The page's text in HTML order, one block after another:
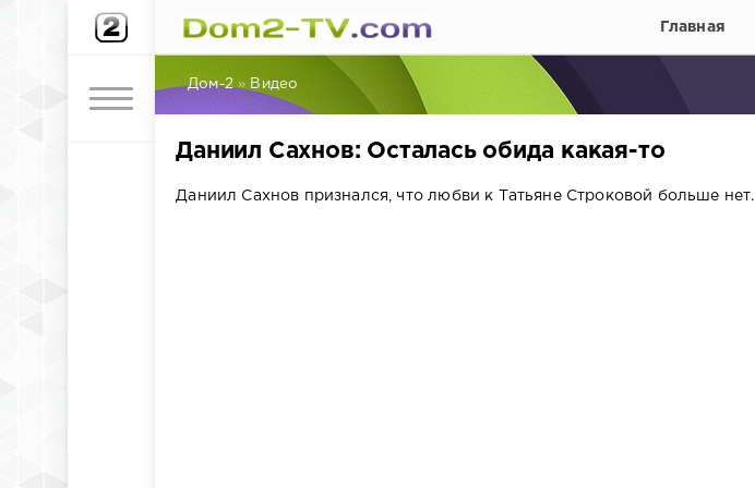
Главная
Дом-2 » Видео
Даниил Сахнов: Осталась обида какая-то
Даниил Сахнов признался, что любви к Татьяне Строковой больше нет.